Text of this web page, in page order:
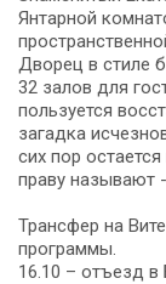
Янтарной
Дворец в стиле
32 залов для
пользуется
загадка
сих пор
праву называют
Трансфер на
программы.
16.10 – отъезд в